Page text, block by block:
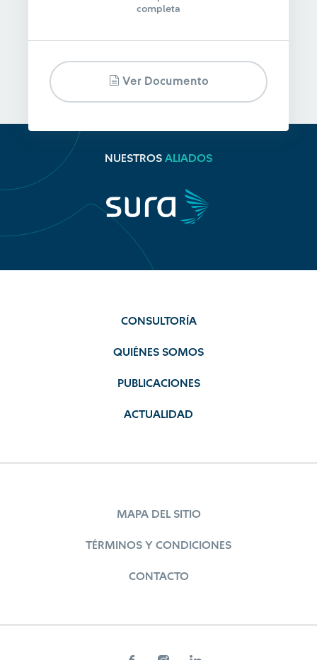
completa
Ver Documento
NUESTROS ALIADOS
CONSULTORÍA
QUIÉNES SOMOS
PUBLICACIONES
ACTUALIDAD
MAPA DEL SITIO
TÉRMINOS Y CONDICIONES
CONTACTO